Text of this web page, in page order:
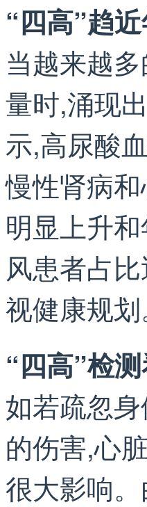
“四高”趋
当越来越
量时,涌现
示,高尿酸
慢性肾病
明显上升
风患者占
视健康规划
“四高”检
如若疏忽
的伤害,心
很大影响